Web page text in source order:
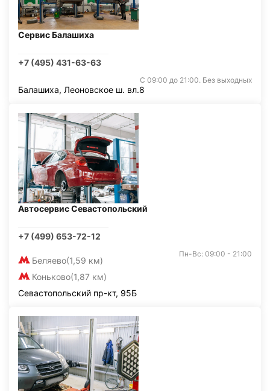
Сервис Балашиха
+7 (495) 431-63-63
С 09:00 до 21:00. Без выходных
Балашиха, Леоновское ш. вл.8
Автосервис Севастопольский
+7 (499) 653-72-12
Беляево(1,59 км)
Коньково(1,87 км)
Пн-Вс: 09:00 - 21:00
Севастопольский пр-кт, 95Б